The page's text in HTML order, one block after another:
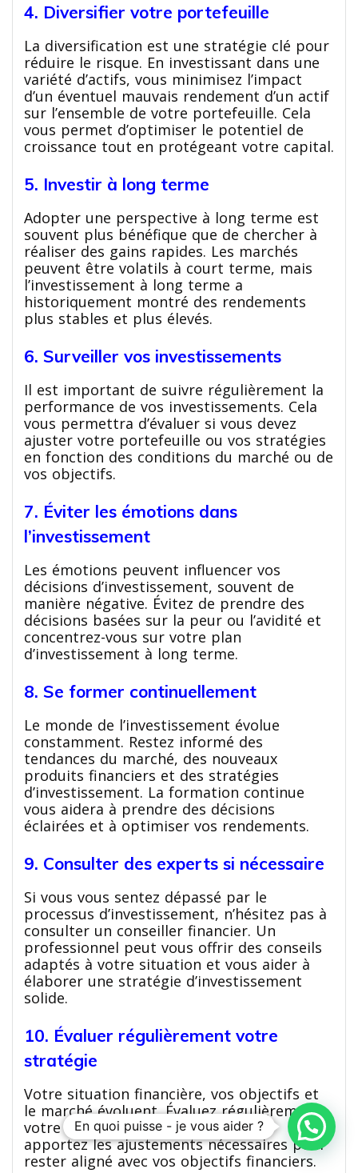
4. Diversifier votre portefeuille
La diversification est une stratégie clé pour
réduire le risque. En investissant dans une
variété d’actifs, vous minimisez l’impact
d’un éventuel mauvais rendement d’un actif
sur l’ensemble de votre portefeuille. Cela
vous permet d’optimiser le potentiel de
croissance tout en protégeant votre capital.
5. Investir à long terme
Adopter une perspective à long terme est
souvent plus bénéfique que de chercher à
réaliser des gains rapides. Les marchés
peuvent être volatils à court terme, mais
l’investissement à long terme a
historiquement montré des rendements
plus stables et plus élevés.
6. Surveiller vos investissements
Il est important de suivre régulièrement la
performance de vos investissements. Cela
vous permettra d’évaluer si vous devez
ajuster votre portefeuille ou vos stratégies
en fonction des conditions du marché ou de
vos objectifs.
7. Éviter les émotions dans
l’investissement
Les émotions peuvent influencer vos
décisions d’investissement, souvent de
manière négative. Évitez de prendre des
décisions basées sur la peur ou l’avidité et
concentrez-vous sur votre plan
d’investissement à long terme.
8. Se former continuellement
Le monde de l’investissement évolue
constamment. Restez informé des
tendances du marché, des nouveaux
produits financiers et des stratégies
d’investissement. La formation continue
vous aidera à prendre des décisions
éclairées et à optimiser vos rendements.
9. Consulter des experts si nécessaire
Si vous vous sentez dépassé par le
processus d’investissement, n’hésitez pas à
consulter un conseiller financier. Un
professionnel peut vous offrir des conseils
adaptés à votre situation et vous aider à
élaborer une stratégie d’investissement
solide.
10. Évaluer régulièrement votre
stratégie
Votre situation financière, vos objectifs et
le marché évoluent. Évaluez régulièrement
votre stratégie d’investissement et
apportez les ajustements nécessaires pour
rester aligné avec vos objectifs financiers.
En quoi puisse - je vous aider ?